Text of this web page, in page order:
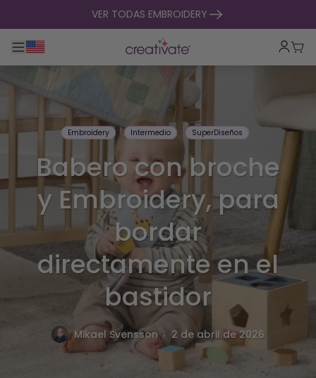
VER TODAS EMBROIDERY
Alternar navegación principal
Embroidery Intermedio SuperDiseños
Babero con broche
y Embroidery, para
bordar
directamente en el
bastidor
Mikael Svensson . 2 de abril de 2026